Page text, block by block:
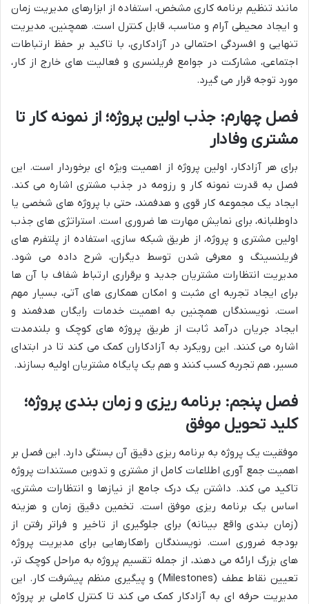
مانند تنظیم برنامه کاری مشخص، استفاده از ابزارهای مدیریت زمان
و ایجاد محیطی آرام و مناسب، قابل کنترل است. همچنین، مدیریت
تنهایی و افسردگی احتمالی در آزادکاری، با تاکید بر حفظ ارتباطات
اجتماعی، مشارکت در جوامع فریلنسری و فعالیت های خارج از کار،
مورد توجه قرار می گیرد.
فصل چهارم: جذب اولین پروژه؛ از نمونه کار تا
مشتری وفادار
برای هر آزادکار، اولین پروژه از اهمیت ویژه ای برخوردار است. این
فصل به قدرت نمونه کار و رزومه در جذب مشتری اشاره می کند.
ایجاد یک مجموعه کار قوی و هدفمند، حتی با پروژه های شخصی یا
داوطلبانه، برای نمایش مهارت ها ضروری است. استراتژی های جذب
اولین مشتری و پروژه، از طریق شبکه سازی، استفاده از پلتفرم های
فریلنسینگ و معرفی شدن توسط دیگران، شرح داده می شود.
مدیریت انتظارات مشتریان جدید و برقراری ارتباط شفاف با آن ها
برای ایجاد تجربه ای مثبت و امکان همکاری های آتی، بسیار مهم
است. نویسندگان همچنین به اهمیت خدمات رایگان هدفمند و
ایجاد جریان درآمد ثابت از طریق پروژه های کوچک و بلندمدت
اشاره می کنند. این رویکرد به آزادکاران کمک می کند تا در ابتدای
مسیر، هم تجربه کسب کنند و هم یک پایگاه مشتریان اولیه بسازند.
فصل پنجم: برنامه ریزی و زمان بندی پروژه؛
کلید تحویل موفق
موفقیت یک پروژه به برنامه ریزی دقیق آن بستگی دارد. این فصل بر
اهمیت جمع آوری اطلاعات کامل از مشتری و تدوین مستندات پروژه
تاکید می کند. داشتن یک درک جامع از نیازها و انتظارات مشتری،
اساس یک برنامه ریزی موفق است. تخمین دقیق زمان و هزینه
(زمان بندی واقع بینانه) برای جلوگیری از تاخیر و فراتر رفتن از
بودجه ضروری است. نویسندگان راهکارهایی برای مدیریت پروژه
های بزرگ ارائه می دهند، از جمله تقسیم پروژه به مراحل کوچک تر،
تعیین نقاط عطف (Milestones) و پیگیری منظم پیشرفت کار. این
مدیریت حرفه ای به آزادکار کمک می کند تا کنترل کاملی بر پروژه